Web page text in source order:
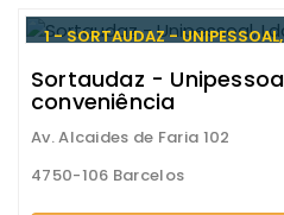
1 - SORTAUDAZ -
Sortaudaz -
conveniência
Av. Alcaides de Faria 102
4750-106 Barcelos